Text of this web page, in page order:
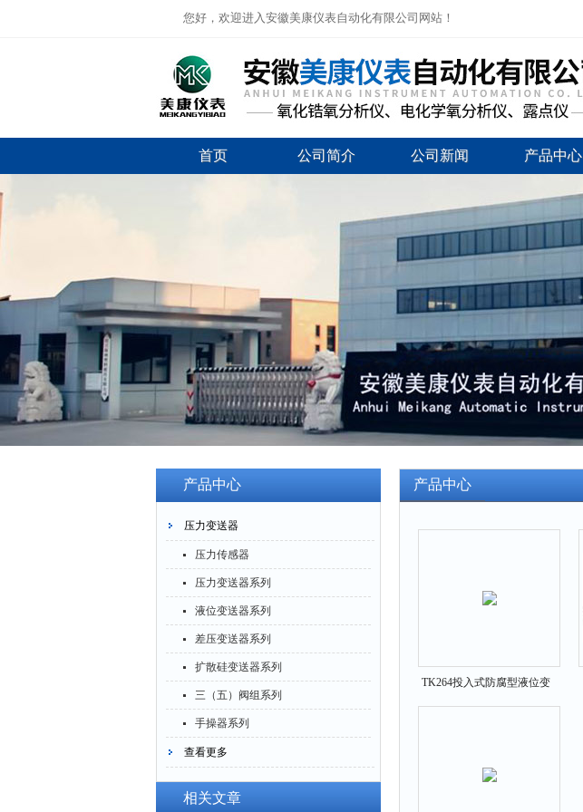
您好，欢迎进入安徽美康仪表自动化有限公司网站！
首页 公司简介 公司新闻 产品中心
产品中心
压力变送器
压力传感器
压力变送器系列
液位变送器系列
差压变送器系列
扩散硅变送器系列
三（五）阀组系列
手操器系列
查看更多
相关文章
产品中心
TK264投入式防腐型液位变
送器